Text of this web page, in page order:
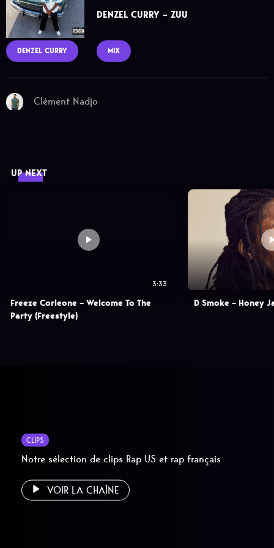
DENZEL CURRY – ZUU
DENZEL CURRY MIX
Clément Nadjo
UP NEXT
3:33
Freeze Corleone – Welcome To The
Party (Freestyle)
D Smoke – Honey
CLIPS
Notre sélection de clips Rap US et rap français
VOIR LA CHAÎNE